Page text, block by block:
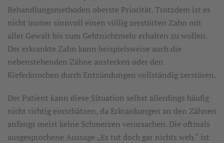
Behandlungsmethoden oberste Priorität. Trotzdem ist es
nicht immer sinnvoll einen völlig zerstörten Zahn mit
aller Gewalt bis zum Gehtnichtmehr erhalten zu wollen.
Der erkrankte Zahn kann beispielsweise auch die
nebenstehenden Zähne anstecken oder den
Kieferknochen durch Entzündungen vollständig zerstören.
Der Patient kann diese Situation selbst allerdings häufig
nicht richtig einschätzen, da Erkrankungen an den Zähnen
anfangs meist keine Schmerzen verursachen. Die oftmals
ausgesprochene Aussage „Es tut doch gar nichts weh.“ ist